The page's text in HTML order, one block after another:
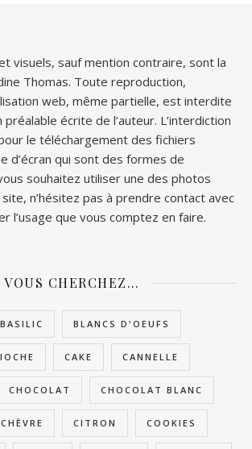
visuels, sauf mention contraire, sont la
Thomas. Toute reproduction,
web, même partielle, est interdite
écrite de l’auteur. L’interdiction
le téléchargement des fichiers
d’écran qui sont des formes de
souhaitez utiliser une des photos
n’hésitez pas à prendre contact avec
l’usage que vous comptez en faire.
VOUS CHERCHEZ…
BASILIC BLANCS D'OEUFS
CAKE CANNELLE
CHOCOLAT CHOCOLAT BLANC
CHÈVRE CITRON COOKIES